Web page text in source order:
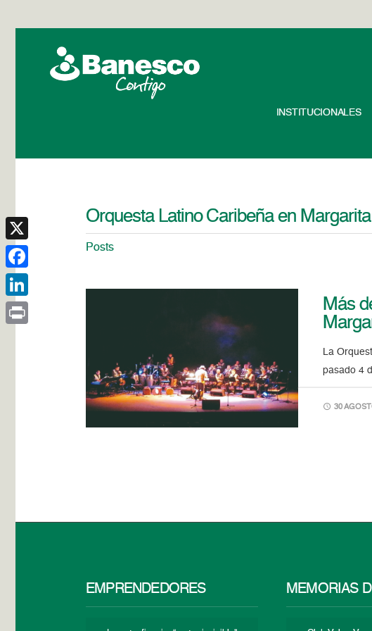
INSTITUCIONALES
Orquesta Latino Caribeña en Margarita
Posts
Más
La
pasado 4
30
EMPRENDEDORES MEMORIAS
X
Facebook
LinkedIn